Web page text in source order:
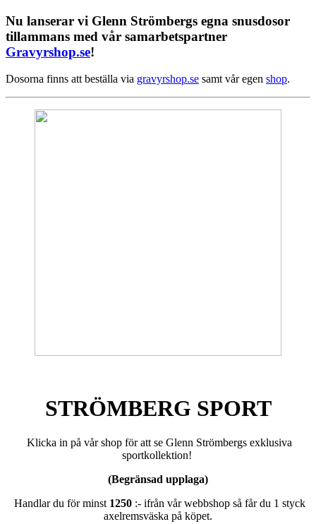
Nu lanserar vi Glenn Strömbergs egna snusdosor
tillammans med vår samarbetspartner
Gravyrshop.se!
Dosorna finns att beställa via gravyrshop.se samt vår egen shop.
STRÖMBERG SPORT
Klicka in på vår shop för att se Glenn Strömbergs exklusiva
sportkollektion!
(Begränsad upplaga)
Handlar du för minst 1250:- ifrån vår webbshop så får du 1 styck
axelremsväska på köpet.